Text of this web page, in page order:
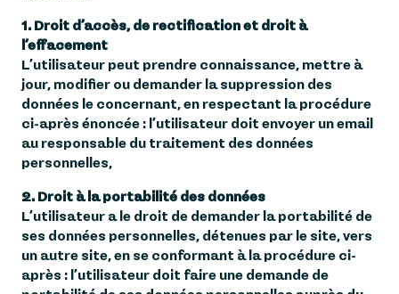
1. Droit d’accès, de rectification et droit à
l’effacement
L’utilisateur peut prendre connaissance, mettre à
jour, modifier ou demander la suppression des
données le concernant, en respectant la procédure
ci-après énoncée : l’utilisateur doit envoyer un email
au responsable du traitement des données
personnelles,
2. Droit à la portabilité des données
L’utilisateur a le droit de demander la portabilité de
ses données personnelles, détenues par le site, vers
un autre site, en se conformant à la procédure ci-
après : l’utilisateur doit faire une demande de